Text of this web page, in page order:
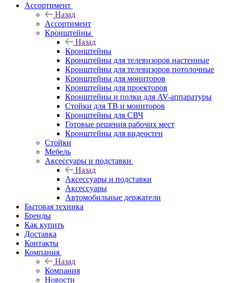
Ассортимент
Назад
Ассортимент
Кронштейны
Назад
Кронштейны
Кронштейны для телевизоров настенные
Кронштейны для телевизоров потолочные
Кронштейны для мониторов
Кронштейны для проекторов
Кронштейны и полки для AV-аппаратуры
Стойки для ТВ и мониторов
Кронштейны для СВЧ
Готовые решения рабочих мест
Кронштейны для видеостен
Стойки
Мебель
Аксессуары и подставки
Назад
Аксессуары и подставки
Аксессуары
Автомобильные держатели
Бытовая техника
Бренды
Как купить
Доставка
Контакты
Компания
Назад
Компания
Новости